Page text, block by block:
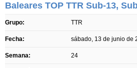
Baleares TOP TTR Sub-13,
Grupo: TTR
Fecha: sábado, 13 de junio de
Semana: 24